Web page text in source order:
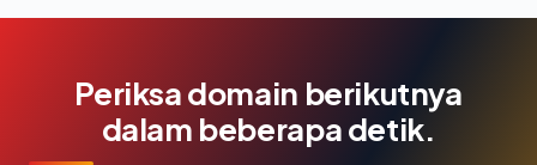
Periksa domain berikutnya
dalam beberapa detik.